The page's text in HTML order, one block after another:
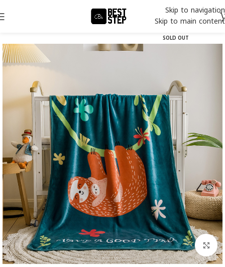
Skip to navigation
Skip to main content
SOLD OUT
Click to enlarge